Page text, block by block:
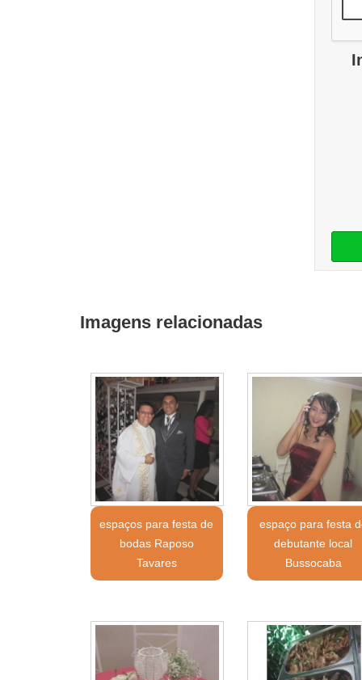
Imagens relacionadas
espaços para festa de
bodas Raposo
Tavares
espaço para festa
debutante local
Bussocaba